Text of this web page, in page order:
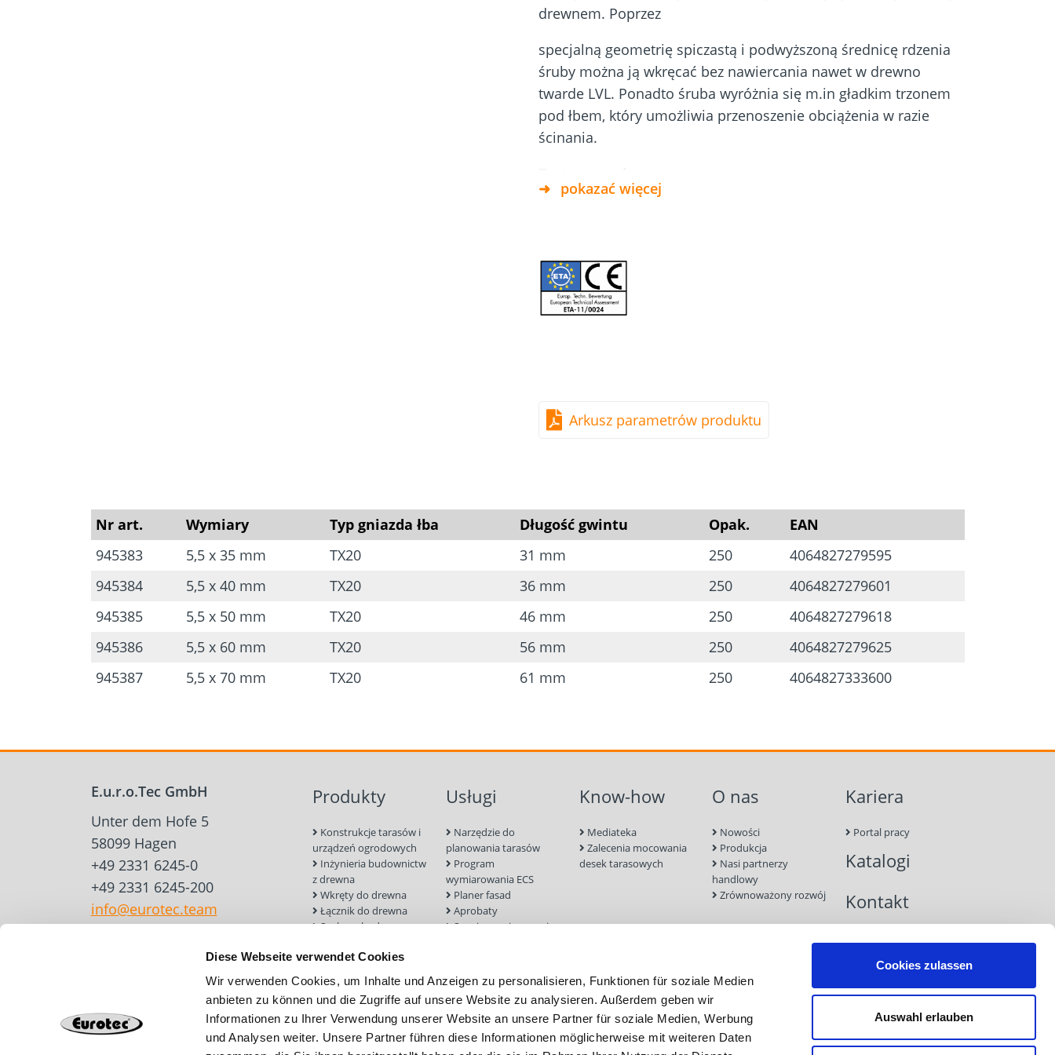
Diese Webseite verwendet Cookies
Wir verwenden Cookies, um Inhalte und Anzeigen zu personalisieren, Funktionen für soziale Medien
anbieten zu können und die Zugriffe auf unsere Website zu analysieren. Außerdem geben wir
Informationen zu Ihrer Verwendung unserer Website an unsere Partner für soziale Medien, Werbung
und Analysen weiter. Unsere Partner führen diese Informationen möglicherweise mit weiteren Daten
Cookies zulassen
Auswahl erlauben
Fundamenty
drewnem. Poprzez
specjalną geometrię spiczastą i podwyższoną średnicę rdzenia
śruby można ją wkręcać bez nawiercania nawet w drewno
twarde LVL. Ponadto śruba wyróżnia się m.in gładkim trzonem
pod łbem, który umożliwia przenoszenie obciążenia w razie
ścinania.
Nie nadaje się do użytku z drewnem zawierającym garbniki
Szczególnie dobrze przydatna do mocowania w twardym
Hartowana stal węglowa + ocynkowana na niebiesko
Nie zawiera tlenku chromu (VI)
pokazać więcej
Arkusz parametrów produktu
Nr art. Wymiary Typ gniazda łba Długość gwintu Opak.
EAN
945383
5,5 x 35 mm TX20 31 mm 250
4064827279595
945384
5,5 x 40 mm TX20 36 mm 250
4064827279601
945385
5,5 x 50 mm TX20 46 mm 250
4064827279618
945386
5,5 x 60 mm TX20 56 mm 250
4064827279625
945387
5,5 x 70 mm TX20 61 mm 250 4064827333600
E.u.r.o.Tec GmbH
Unter dem Hofe 5
58099 Hagen
+49 2331 6245-0
+49 2331 6245-200
info@eurotec.team
Produkty
Konstrukcje tarasów i
urządzeń ogrodowych
Inżynieria budownictw
z drewna
Wkręty do drewna
Łącznik do drewna
Sucha zabudowa
do konstrukcji
drewnianych
Kotwy do betonu i
muru
Dach & Elewacja
Fundamenty śrubowe
Usługi
Narzędzie do
planowania tarasów
Program
wymiarowania ECS
Planer fasad
Aprobaty
Serwis wymiarowania
Know-how
Mediateka
Zalecenia mocowania
desek tarasowych
O nas
Nowości
Produkcja
Nasi partnerzy
handlowy
Zrównoważony rozwój
Kariera
Portal pracy
Katalogi
Kontakt